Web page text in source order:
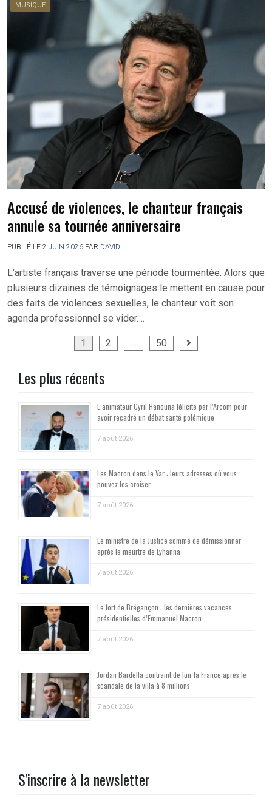
MUSIQUE
Accusé de violences, le chanteur français
annule sa tournée anniversaire
PUBLIÉ LE 2 JUIN 2026 PAR DAVID
L’artiste français traverse une période tourmentée. Alors que
plusieurs dizaines de témoignages le mettent en cause pour
des faits de violences sexuelles, le chanteur voit son
agenda professionnel se vider….
publications
1 2 … 50
Les plus récents
L’animateur Cyril Hanouna félicité par l’Arcom pour
avoir recadré un débat santé polémique
7 août 2026
Les Macron dans le Var : leurs adresses où vous
pouvez les croiser
7 août 2026
Le ministre de la Justice sommé de démissionner
après le meurtre de Lyhanna
7 août 2026
Le fort de Brégançon : les dernières vacances
présidentielles d’Emmanuel Macron
7 août 2026
Jordan Bardella contraint de fuir la France après le
scandale de la villa à 8 millions
7 août 2026
S'inscrire à la newsletter